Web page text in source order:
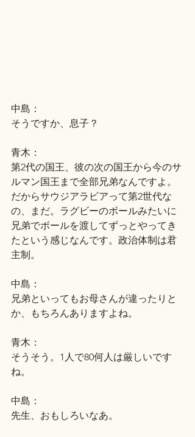
中島：
そうですか、息子？
青木：
第2代の国王、彼の次の国王から今のサ
ルマン国王まで全部兄弟なんですよ。
だからサウジアラビアって第2世代な
の、まだ。ラグビーのボールみたいに
兄弟でボールを渡してずっとやってき
たという感じなんです。政治体制は君
主制。
中島：
兄弟といってもお母さんが違ったりと
か、もちろんありますよね。
青木：
そうそう。1人で80何人は厳しいです
ね。
中島：
先生、おもしろいなあ。